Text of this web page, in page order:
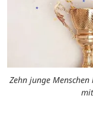
Zehn junge